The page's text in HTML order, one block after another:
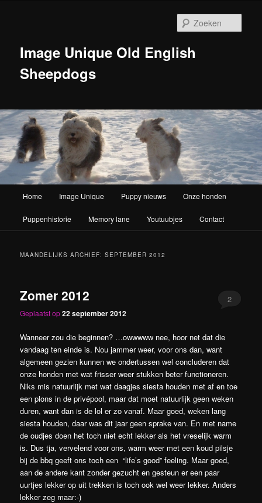
Image Unique Old English
Sheepdogs
Spring naar de primaire inhoud
Spring naar de secundaire inhoud
Home Image Unique Puppy nieuws Onze honden
Puppenhistorie Memory lane Youtuubjes Contact
MAANDELIJKS ARCHIEF:SEPTEMBER 2012
Zomer 2012
Geplaatst op22 september 2012
2
Wanneer zou die beginnen? …owwwww nee, hoor net dat die
vandaag ten einde is. Nou jammer weer, voor ons dan, want
algemeen gezien kunnen we ondertussen wel concluderen dat
onze honden met wat frisser weer stukken beter functioneren.
Niks mis natuurlijk met wat daagjes siesta houden met af en toe
een plons in de privépool, maar dat moet natuurlijk geen weken
duren, want dan is de lol er zo vanaf. Maar goed, weken lang
siesta houden, daar was dit jaar geen sprake van. En met name
de oudjes doen het toch niet echt lekker als het vreselijk warm
is. Dus tja, vervelend voor ons, warm weer met een koud pilsje
bij de bbq geeft ons toch een “life’s good” feeling. Maar goed,
aan de andere kant zonder gezucht en gesteun er een paar
uurtjes lekker op uit trekken is toch ook wel weer lekker. Anders
lekker zeg maar:-)